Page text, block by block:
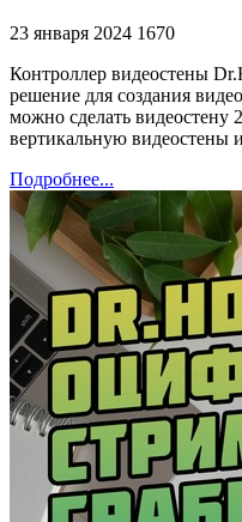
23 января 2024 1670
Контроллер видеостены
решение для создания
можно сделать видеостену
вертикальную видеостены
Подробнее...